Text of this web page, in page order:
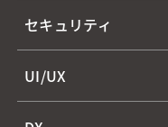
セキュリティ
UI/UX